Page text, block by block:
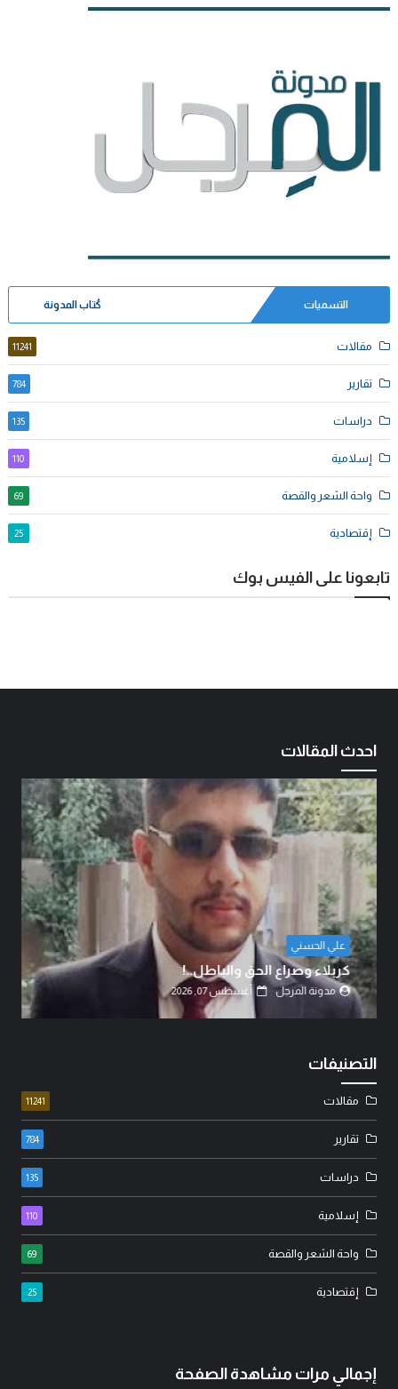
التسميات كُتاب المدونة
مقالات 11241
تقارير 784
دراسات 135
إسلامية 110
واحة الشعر والقصة 69
إقتصادية 25
تابعونا على الفيس بوك
احدث المقالات
علي الحسني
كربلاء وصراع الحق والباطل..!
مدونة المرجل أغسطس 07, 2026
التصنيفات
مقالات 11241
تقارير 784
دراسات 135
إسلامية 110
واحة الشعر والقصة 69
إقتصادية 25
إجمالي مرات مشاهدة الصفحة